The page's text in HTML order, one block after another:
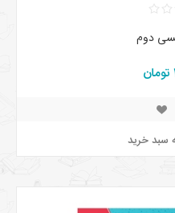
دوم
سبد خرید